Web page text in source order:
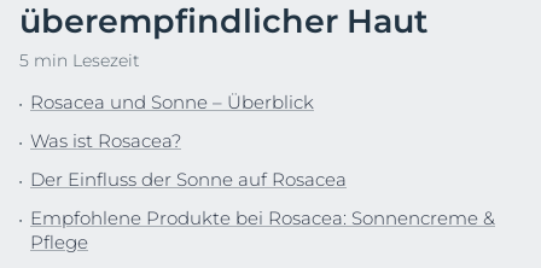
überempfindlicher Haut
5 min Lesezeit
Rosacea und Sonne – Überblick
Was ist Rosacea?
Der Einfluss der Sonne auf Rosacea
Empfohlene Produkte bei Rosacea: Sonnencreme &
Pflege